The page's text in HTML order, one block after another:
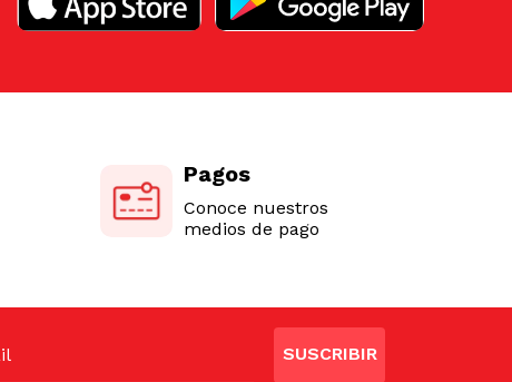
Pagos
Conoce nuestros
medios de pago
SUSCRIBIR